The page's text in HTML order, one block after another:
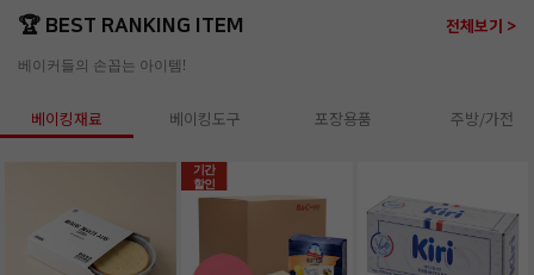
🏆 BEST RANKING ITEM 전체보기 >
베이커들의 손꼽는 아이템!
베이킹재료 베이킹도구 포장용품 주방/가전
기간
할인